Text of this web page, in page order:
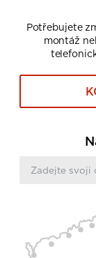
Potřebujete
montáž